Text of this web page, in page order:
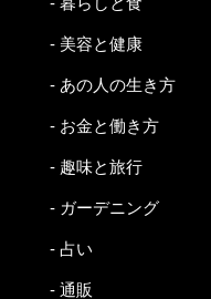
- 美容と健康
- あの人の生き方
- お金と働き方
- 趣味と旅行
- ガーデニング
- 占い
- 通販